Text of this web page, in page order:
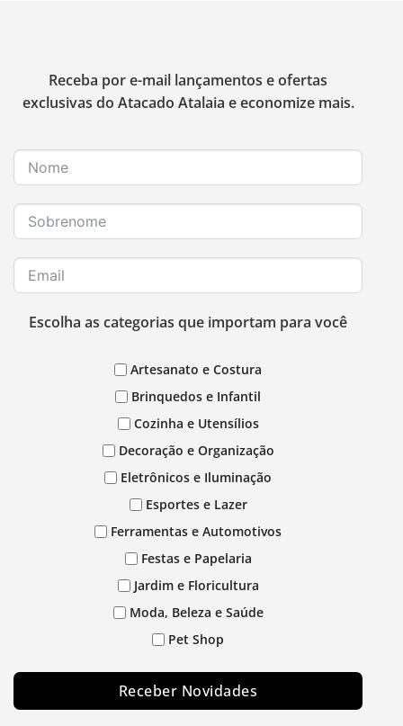
Receba por e-mail lançamentos e ofertas
exclusivas do Atacado Atalaia e economize mais.
Escolha as categorias que importam para você
Artesanato e Costura
Brinquedos e Infantil
Cozinha e Utensílios
Decoração e Organização
Eletrônicos e Iluminação
Esportes e Lazer
Ferramentas e Automotivos
Festas e Papelaria
Jardim e Floricultura
Moda, Beleza e Saúde
Pet Shop
Receber Novidades